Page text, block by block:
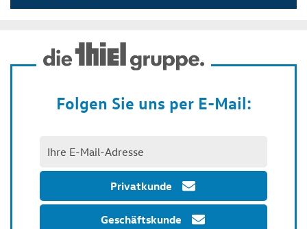
Folgen Sie uns per E-Mail:
Privatkunde
Geschäftskunde